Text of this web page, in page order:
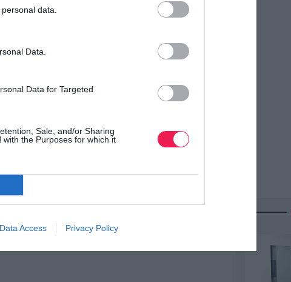
data.
Data.
Data for Targeted
Sale, and/or Sharing
the Purposes for which it
Data Access Privacy Policy